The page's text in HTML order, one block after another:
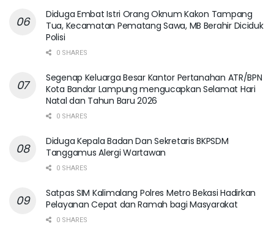
Diduga Embat Istri Orang Oknum Kakon Tampang
Tua, Kecamatan Pematang Sawa, MB Berahir Diciduk
Polisi
0 SHARES
Segenap Keluarga Besar Kantor Pertanahan ATR/BPN
Kota Bandar Lampung mengucapkan Selamat Hari
Natal dan Tahun Baru 2026
0 SHARES
Diduga Kepala Badan Dan Sekretaris BKPSDM
Tanggamus Alergi Wartawan
0 SHARES
Satpas SIM Kalimalang Polres Metro Bekasi Hadirkan
Pelayanan Cepat dan Ramah bagi Masyarakat
0 SHARES